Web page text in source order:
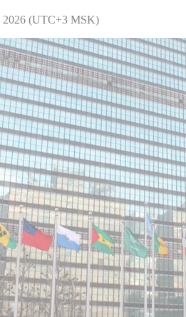
2026 (UTC+3 MSK)